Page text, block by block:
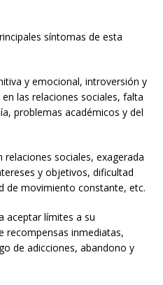
síntomas de esta
y emocional, introversión y
las relaciones sociales, falta
problemas académicos y del
relaciones sociales, exagerada
y objetivos, dificultad
de movimiento constante, etc.
aceptar límites a su
recompensas inmediatas,
de adicciones, abandono y